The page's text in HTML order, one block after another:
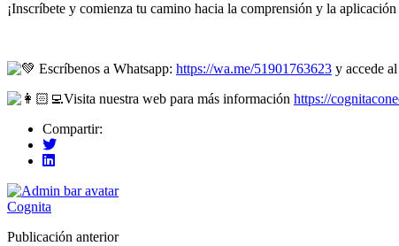
¡Inscríbete y comienza tu camino hacia la comprensión y la
Escríbenos a Whatsapp: https://wa.me/51901763623 y accede
Visita nuestra web para más información https://
Compartir:
Cognita
Publicación anterior